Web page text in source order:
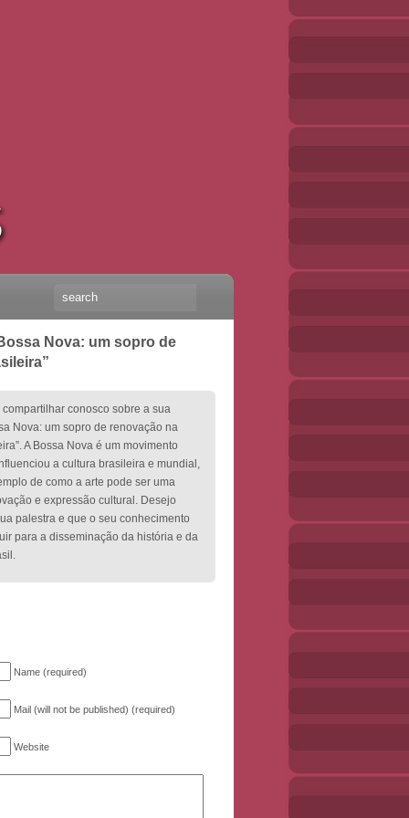
Nova: um sopro de
conosco sobre a sua
Nova: um sopro de renovação na
A Bossa Nova é um movimento
a cultura brasileira e mundial,
de como a arte pode ser uma
e expressão cultural. Desejo
palestra e que o seu conhecimento
para a disseminação da história e da
Name (required)
Mail (will not be published) (required)
Website